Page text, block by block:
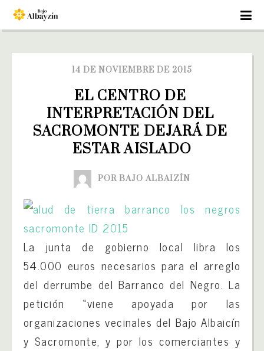
14 DE NOVIEMBRE DE 2015
EL CENTRO DE
INTERPRETACIÓN DEL
SACROMONTE DEJARÁ DE
ESTAR AISLADO
POR BAJO ALBAIZÍN
La junta de gobierno local libra los
54.000 euros necesarios para el arreglo
del derrumbe del Barranco del Negro. La
petición «viene apoyada por las
organizaciones vecinales del Bajo Albaicín
y Sacromonte, y por los comerciantes y